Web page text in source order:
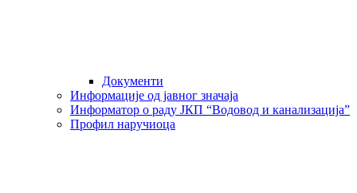
Документи
Информације од јавног значаја
Информатор о раду ЈКП “Водовод и канализација”
Профил наручиоца